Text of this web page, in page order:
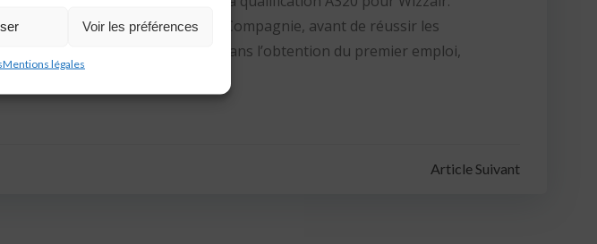
Voir les préférences
Mentions légales
sur long courrier pour La Compagnie, avant de réussir les
école sérieuse est déterminant dans l’obtention du premier emploi,
Article Suivant